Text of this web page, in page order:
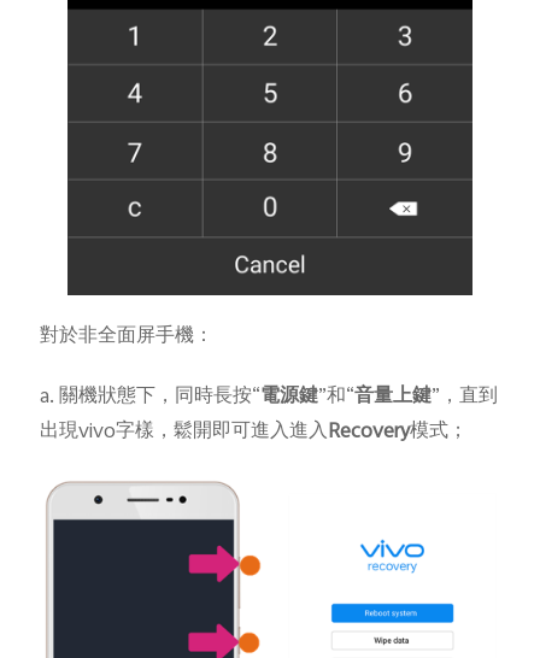
對於非全面屏手機：
a. 關機狀態下，同時長按“電源鍵”和“音量上鍵”，直到
出現vivo字樣，鬆開即可進入進入Recovery模式；